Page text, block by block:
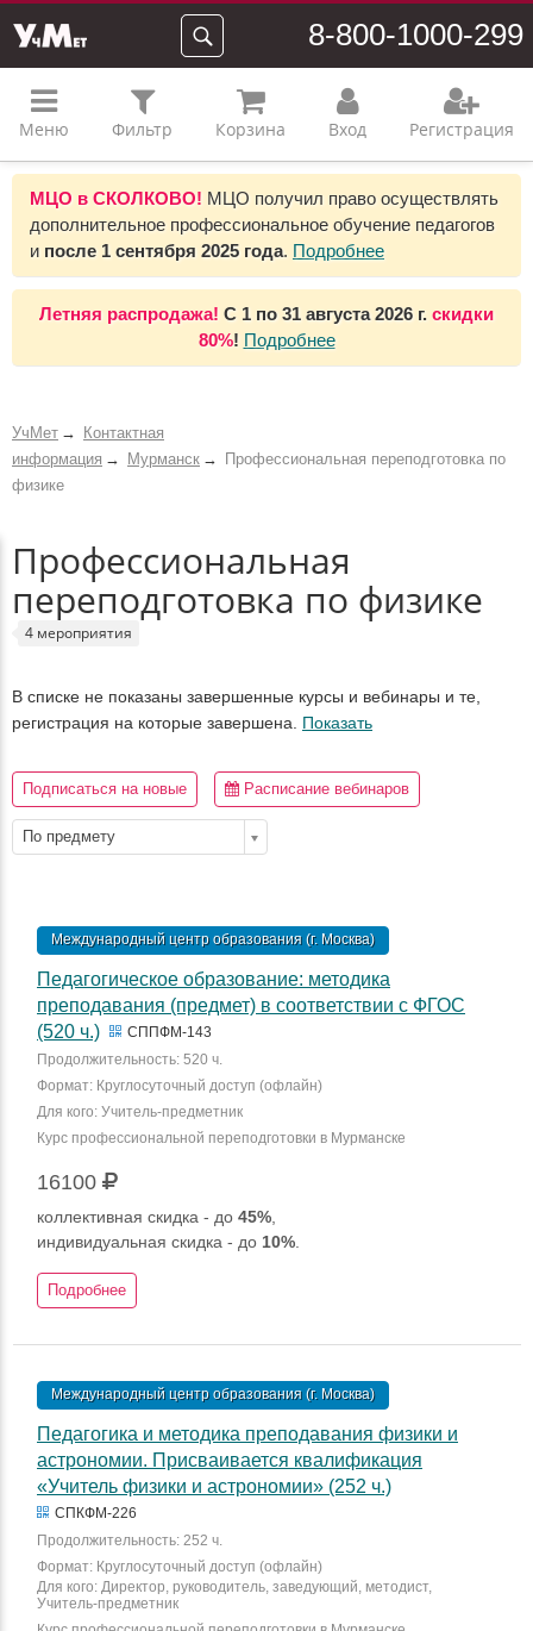
8-800-1000-299
Меню Фильтр Корзина Вход Регистрация
МЦО в СКОЛКОВО! МЦО получил право осуществлять
дополнительное профессиональное обучение педагогов
и после 1 сентября 2025 года. Подробнее
Летняя распродажа! С 1 по 31 августа 2026 г. скидки
80%! Подробнее
УчМет
Контактная
информация
Мурманск
Профессиональная переподготовка по
физике
Профессиональная
переподготовка по физике
4 мероприятия
В списке не показаны завершенные курсы и вебинары и те,
регистрация на которые завершена. Показать
Подписаться на новые Расписание вебинаров
По предмету
Международный центр образования (г. Москва)
Педагогическое образование: методика
преподавания (предмет) в соответствии с ФГОС
(520 ч.)
СППФМ-143
Продолжительность: 520 ч.
Формат: Круглосуточный доступ (офлайн)
Для кого: Учитель-предметник
Курс профессиональной переподготовки в Мурманске
16100
коллективная скидка - до 45%
индивидуальная скидка - до 10%
Подробнее
Международный центр образования (г. Москва)
Педагогика и методика преподавания физики и
астрономии. Присваивается квалификация
«Учитель физики и астрономии» (252 ч.)
СПКФМ-226
Продолжительность: 252 ч.
Формат: Круглосуточный доступ (офлайн)
Для кого: Директор, руководитель, заведующий, методист,
Учитель-предметник